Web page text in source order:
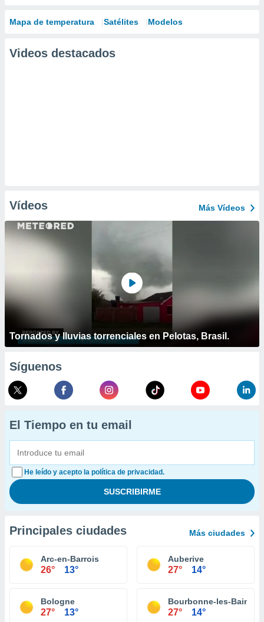
Mapa de temperatura Satélites Modelos
Videos destacados
Vídeos Más Vídeos
Tornados y lluvias torrenciales en Pelotas, Brasil.
Síguenos
El Tiempo en tu email
He leído y acepto la política de privacidad.
Principales ciudades Más ciudades
Arc-en-Barrois
26° 13°
Auberive
27° 14°
Bologne
27° 13°
Bourbonne-les-Bains
27° 14°